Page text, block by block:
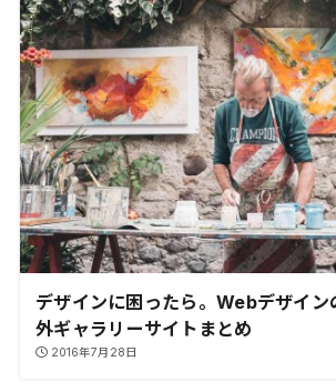
デザインに困ったら。Webデザイン
外ギャラリーサイトまとめ
2016年7月28日